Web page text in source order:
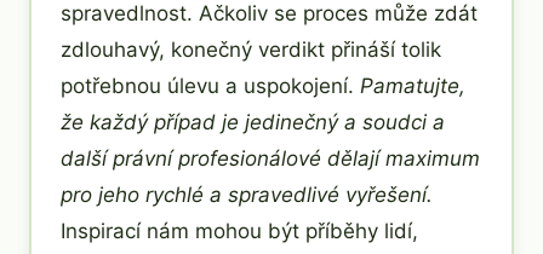
spravedlnost. Ačkoliv se proces může zdát
zdlouhavý, konečný verdikt přináší tolik
potřebnou úlevu a uspokojení. Pamatujte,
že každý případ je jedinečný a soudci a
další právní profesionálové dělají maximum
pro jeho rychlé a spravedlivé vyřešení.
Inspirací nám mohou být příběhy lidí,